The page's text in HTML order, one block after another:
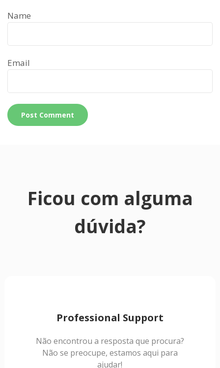
Name
Email
Ficou com alguma
dúvida?
Professional Support
Não encontrou a resposta que procura?
Não se preocupe, estamos aqui para
ajudar!